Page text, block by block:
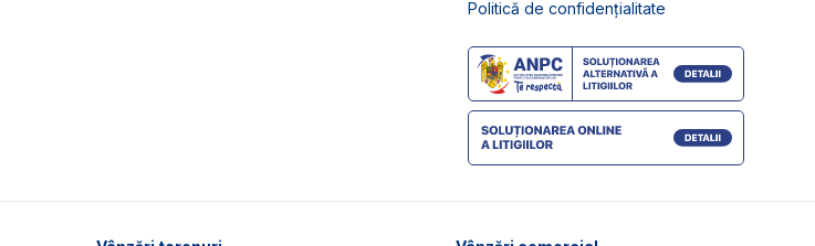
Politică de confidențialitate